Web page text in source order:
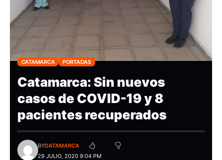
CATAMARCA PORTADAS
Catamarca: Sin nuevos
casos de COVID-19 y 8
pacientes recuperados
29 JULIO, 2020 9:04 PM
BYDATAMARCA